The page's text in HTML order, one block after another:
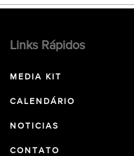
Links Rápidos
MEDIA KIT
CALENDÁRIO
NOTICIAS
CONTATO